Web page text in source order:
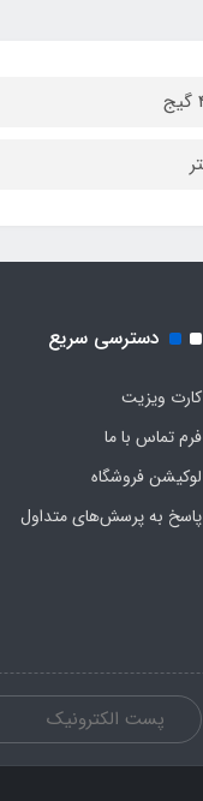
دسترسی سریع
کارت ویزیت
فرم تماس با ما
لوکیشن فروشگاه
پاسخ به پرسش‌های متداول